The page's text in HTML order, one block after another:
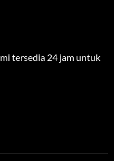
tersedia 24 jam untuk